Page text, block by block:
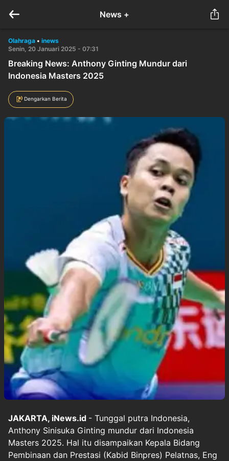
News +
Olahraga • inews
Senin, 20 Januari 2025 - 07:31
Breaking News: Anthony Ginting Mundur dari
Indonesia Masters 2025
Dengarkan Berita
JAKARTA, iNews.id - Tunggal putra Indonesia,
Anthony Sinisuka Ginting mundur dari Indonesia
Masters 2025. Hal itu disampaikan Kepala Bidang
Pembinaan dan Prestasi (Kabid Binpres) Pelatnas, Eng